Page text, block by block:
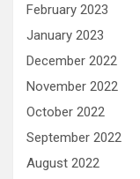
February 2023
January 2023
December 2022
November 2022
October 2022
September 2022
August 2022